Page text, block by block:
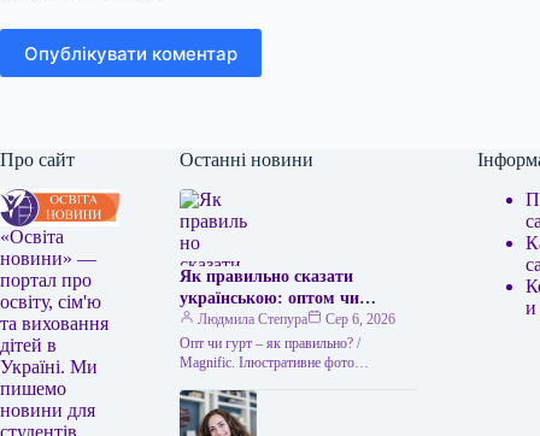
Опублікувати коментар
Про сайт
«Освіта
новини» —
портал про
освіту, сім'ю
та виховання
дітей в
Україні. Ми
пишемо
новини для
Останні новини
Як правильно сказати
українською: оптом чи
гуртом
Людмила Степура
Сер 6, 2026
Опт чи гурт – як правильно? /
Мagnific. Ілюстративне фото
часто пропонує два рівнозначні слова,
…
и